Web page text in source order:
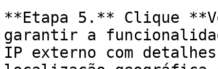
**Etapa 5.** Clique
garantir a
IP externo com